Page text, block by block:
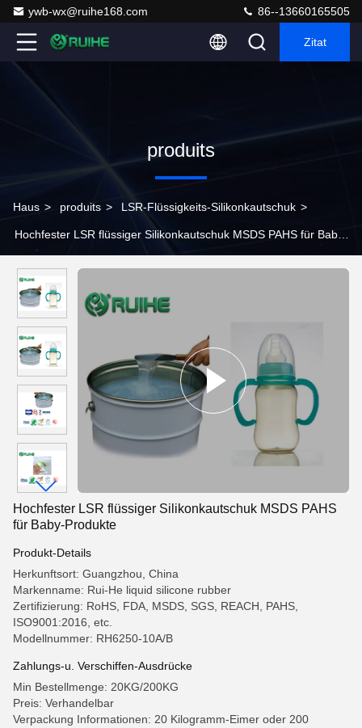
ywb-wx@ruihe168.com 86--13660165505
Zitat
produits
Haus > produits > LSR-Flüssigkeits-Silikonkautschuk >
Hochfester LSR flüssiger Silikonkautschuk MSDS PAHS für Baby-
Hochfester LSR flüssiger Silikonkautschuk MSDS PAHS
für Baby-Produkte
Produkt-Details
Herkunftsort: Guangzhou, China
Markenname: Rui-He liquid silicone rubber
Zertifizierung: RoHS, FDA, MSDS, SGS, REACH, PAHS,
ISO9001:2016, etc.
Modellnummer: RH6250-10A/B
Zahlungs-u. Verschiffen-Ausdrücke
Min Bestellmenge: 20KG/200KG
Preis: Verhandelbar
Verpackung Informationen: 20 Kilogramm-Eimer oder 200